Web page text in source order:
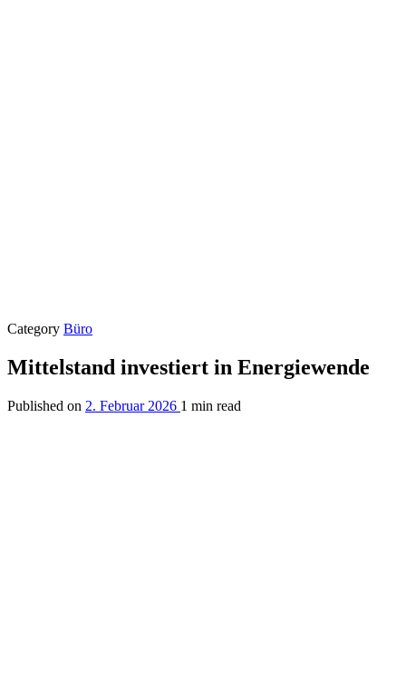
Category Büro
Mittelstand investiert in Energiewende
Published on 2. Februar 2026 1 min read